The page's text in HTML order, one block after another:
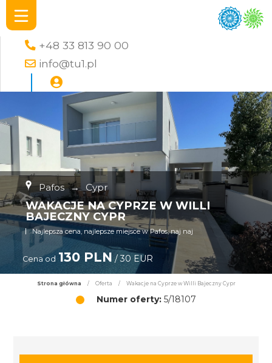
+48 33 813 90 00
info@tu1.pl
Pafos → Cypr
WAKACJE NA CYPRZE W WILLI
BAJECZNY CYPR
Najlepsza cena, najlepsze miejsce w Pafos, naj naj
Cena od 130 PLN/ 30 EUR
Strona główna / Oferta / Wakacje na Cyprze w Willi Bajeczny Cypr
Numer oferty: 5/18107